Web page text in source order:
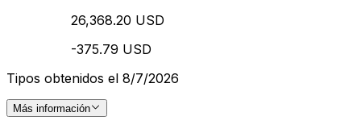
26,368.20 USD
-375.79 USD
Tipos obtenidos el 8/7/2026
Más información